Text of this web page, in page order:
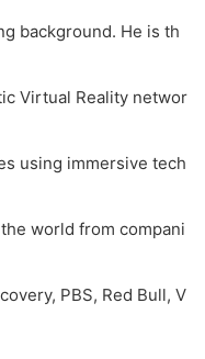
background. He is th
Virtual Reality networ
using immersive tech
world from compani
PBS, Red Bull, V